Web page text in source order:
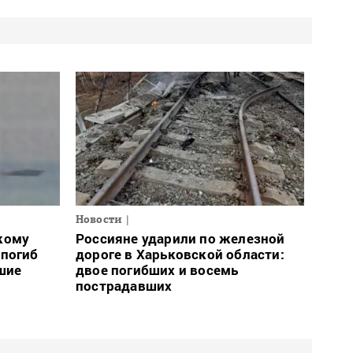
Новости
Россияне ударили по железной
дороге в Харьковской области:
двое погибших и восемь
пострадавших